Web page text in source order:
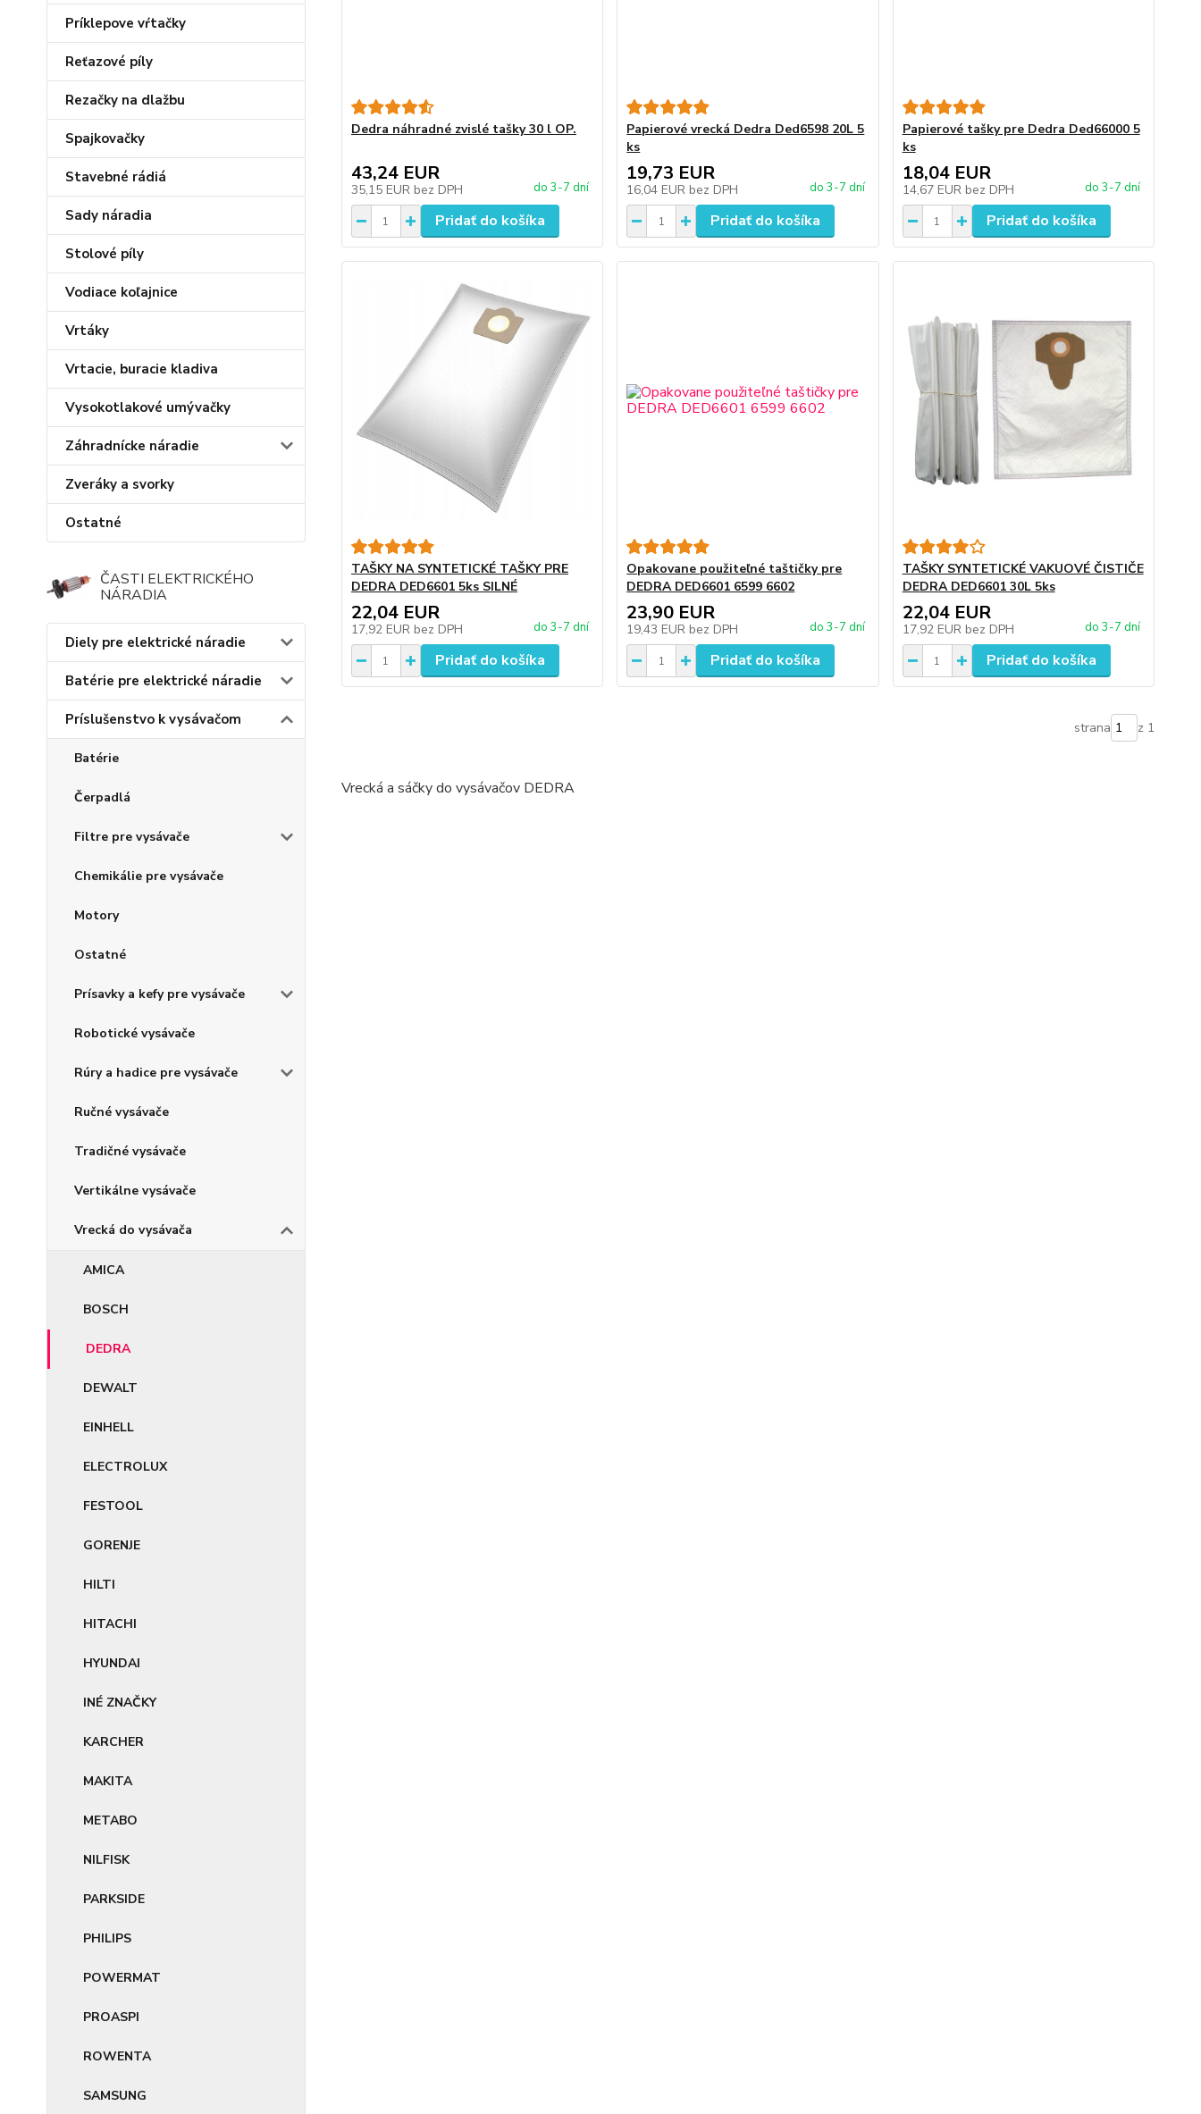
Príklepove vŕtačky
Reťazové píly
Rezačky na dlažbu
Spajkovačky
Stavebné rádiá
Sady náradia
Stolové píly
Vodiace koľajnice
Vrtáky
Vrtacie, buracie kladiva
Vysokotlakové umývačky
Záhradnícke náradie
Zveráky a svorky
Ostatné
ČASTI ELEKTRICKÉHO
NÁRADIA
Diely pre elektrické náradie
Batérie pre elektrické náradie
Príslušenstvo k vysávačom
Batérie
Čerpadlá
Filtre pre vysávače
Chemikálie pre vysávače
Motory
Ostatné
Prísavky a kefy pre vysávače
Robotické vysávače
Rúry a hadice pre vysávače
Ručné vysávače
Tradičné vysávače
Vertikálne vysávače
Vrecká do vysávača
AMICA
BOSCH
DEDRA
DEWALT
EINHELL
ELECTROLUX
FESTOOL
GORENJE
HILTI
HITACHI
HYUNDAI
INÉ ZNAČKY
KARCHER
MAKITA
METABO
NILFISK
PARKSIDE
PHILIPS
POWERMAT
PROASPI
ROWENTA
SAMSUNG
Dedra náhradné zvislé tašky 30 l OP.
43,24 EUR
35,15 EUR bez DPH do 3-7 dní
Pridať do košíka
Papierové vrecká Dedra Ded6598 20L 5
ks
19,73 EUR
16,04 EUR bez DPH do 3-7 dní
Pridať do košíka
Papierové tašky pre Dedra Ded66000 5
ks
18,04 EUR
14,67 EUR bez DPH do 3-7 dní
Pridať do košíka
TAŠKY NA SYNTETICKÉ TAŠKY PRE
DEDRA DED6601 5ks SILNÉ
22,04 EUR
17,92 EUR bez DPH do 3-7 dní
Pridať do košíka
Opakovane použiteľné taštičky pre
DEDRA DED6601 6599 6602
23,90 EUR
19,43 EUR bez DPH do 3-7 dní
Pridať do košíka
TAŠKY SYNTETICKÉ VAKUOVÉ ČISTIČE
DEDRA DED6601 30L 5ks
22,04 EUR
17,92 EUR bez DPH do 3-7 dní
Pridať do košíka
strana z 1
Vrecká a sáčky do vysávačov DEDRA